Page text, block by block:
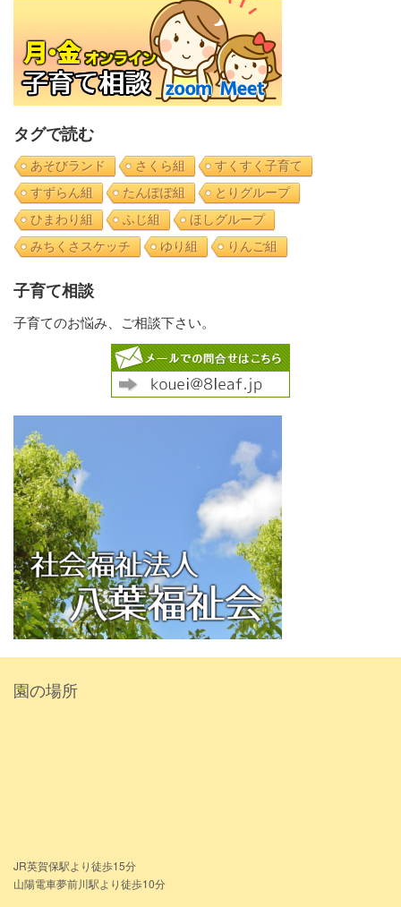
タグで読む
あそびランド さくら組
すくすく子育て
すずらん組
たんぽぽ組
とりグループ
ひまわり組
ふじ組
ほしグループ
みちくさスケッチ
ゆり組 りんご組
子育て相談
子育てのお悩み、ご相談下さい。
園の場所
JR英賀保駅より徒歩15分
山陽電車夢前川駅より徒歩10分